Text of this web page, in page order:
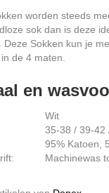
worden steeds
sok dan is deze
Deze Sokken kun je
de 4 maten.
en
Wit
35-38 / 39-42
95% Katoen,
Machinewas